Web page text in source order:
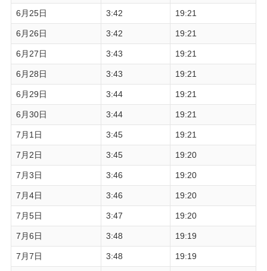
6月25日 3:42 19:21
6月26日 3:42 19:21
6月27日 3:43 19:21
6月28日 3:43 19:21
6月29日 3:44 19:21
6月30日 3:44 19:21
7月1日 3:45 19:21
7月2日 3:45 19:20
7月3日 3:46 19:20
7月4日 3:46 19:20
7月5日 3:47 19:20
7月6日 3:48 19:19
7月7日 3:48 19:19